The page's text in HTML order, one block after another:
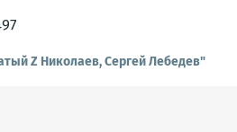
Z Николаев, Сергей Лебедев"